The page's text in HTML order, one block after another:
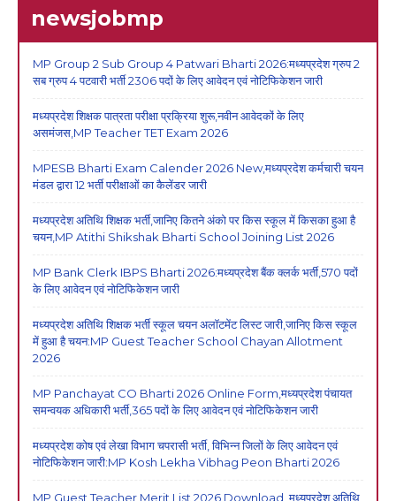
newsjobmp
MP Group 2 Sub Group 4 Patwari Bharti 2026:मध्यप्रदेश ग्रुप 2
सब ग्रुप 4 पटवारी भर्ती 2306 पदों के लिए आवेदन एवं नोटिफिकेशन जारी
मध्यप्रदेश शिक्षक पात्रता परीक्षा प्रक्रिया शुरू,नवीन आवेदकों के लिए
असमंजस,MP Teacher TET Exam 2026
MPESB Bharti Exam Calender 2026 New,मध्यप्रदेश कर्मचारी चयन
मंडल द्वारा 12 भर्ती परीक्षाओं का कैलेंडर जारी
मध्यप्रदेश अतिथि शिक्षक भर्ती,जानिए कितने अंको पर किस स्कूल में किसका हुआ है
चयन,MP Atithi Shikshak Bharti School Joining List 2026
MP Bank Clerk IBPS Bharti 2026:मध्यप्रदेश बैंक क्लर्क भर्ती,570 पदों
के लिए आवेदन एवं नोटिफिकेशन जारी
मध्यप्रदेश अतिथि शिक्षक भर्ती स्कूल चयन अलॉटमेंट लिस्ट जारी,जानिए किस स्कूल
में हुआ है चयन:MP Guest Teacher School Chayan Allotment
2026
MP Panchayat CO Bharti 2026 Online Form,मध्यप्रदेश पंचायत
समन्वयक अधिकारी भर्ती,365 पदों के लिए आवेदन एवं नोटिफिकेशन जारी
मध्यप्रदेश कोष एवं लेखा विभाग चपरासी भर्ती, विभिन्न जिलों के लिए आवेदन एवं
नोटिफिकेशन जारी:MP Kosh Lekha Vibhag Peon Bharti 2026
MP Guest Teacher Merit List 2026 Download ,मध्यप्रदेश अतिथि